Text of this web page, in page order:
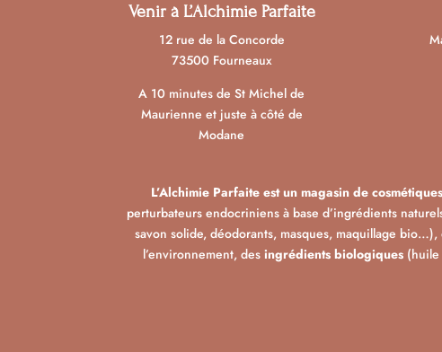
Venir à L’Alchimie Parfaite
12 rue de la Concorde
73500 Fourneaux
A 10 minutes de St Michel de
Maurienne et juste à côté de
Modane
L’Alchimie Parfaite est un magasin de
perturbateurs endocriniens à base d’ingrédients
savon solide, déodorants, masques, maquillage bio…),
l’environnement, des ingrédients biologiques(huile